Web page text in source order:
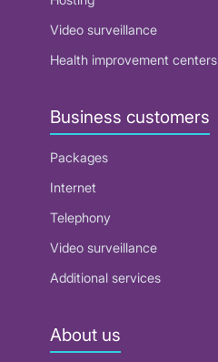
Video surveillance
Health improvement centers
Business customers
Packages
Internet
Telephony
Video surveillance
Additional services
About us